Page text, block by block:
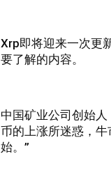
Xrp即将迎来一次更
要了解的内容。
中国矿业公司创始人
币的上涨所迷惑，
始。”